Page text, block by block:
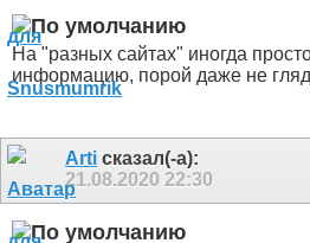
На "разных сайтах" иногда
информацию, порой даже не
Arti сказал(-а):
21.08.2020 22:30